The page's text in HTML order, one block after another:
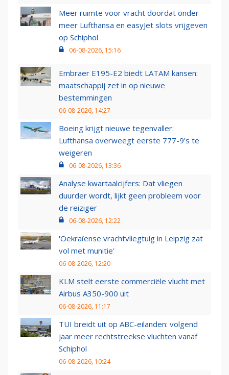
Meer ruimte voor vracht doordat onder
meer Lufthansa en easyJet slots vrijgeven
op Schiphol
06-08-2026, 15:16
Embraer E195-E2 biedt LATAM kansen:
maatschappij zet in op nieuwe
bestemmingen
06-08-2026, 14:27
Boeing krijgt nieuwe tegenvaller:
Lufthansa overweegt eerste 777-9’s te
weigeren
06-08-2026, 13:36
Analyse kwartaalcijfers: Dat vliegen
duurder wordt, lijkt geen probleem voor
de reiziger
06-08-2026, 12:22
'Oekraïense vrachtvliegtuig in Leipzig zat
vol met munitie'
06-08-2026, 12:20
KLM stelt eerste commerciële vlucht met
Airbus A350-900 uit
06-08-2026, 11:17
TUI breidt uit op ABC-eilanden: volgend
jaar meer rechtstreekse vluchten vanaf
Schiphol
06-08-2026, 10:24